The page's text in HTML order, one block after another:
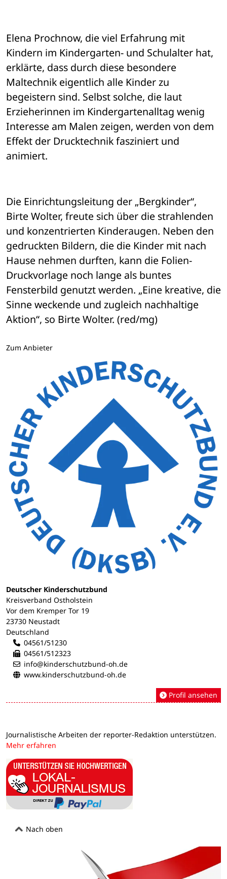
Elena Prochnow, die viel Erfahrung mit
Kindern im Kindergarten- und Schulalter hat,
erklärte, dass durch diese besondere
Maltechnik eigentlich alle Kinder zu
begeistern sind. Selbst solche, die laut
Erzieherinnen im Kindergartenalltag wenig
Interesse am Malen zeigen, werden von dem
Effekt der Drucktechnik fasziniert und
animiert.
Die Einrichtungsleitung der „Bergkinder“,
Birte Wolter, freute sich über die strahlenden
und konzentrierten Kinderaugen. Neben den
gedruckten Bildern, die die Kinder mit nach
Hause nehmen durften, kann die Folien-
Druckvorlage noch lange als buntes
Fensterbild genutzt werden. „Eine kreative, die
Sinne weckende und zugleich nachhaltige
Aktion“, so Birte Wolter. (red/mg)
Zum Anbieter
Deutscher Kinderschutzbund
Kreisverband Ostholstein
Vor dem Kremper Tor 19
23730 Neustadt
Deutschland
04561/51230
04561/512323
info@kinderschutzbund-oh.de
www.kinderschutzbund-oh.de
Profil ansehen
Journalistische Arbeiten der reporter-Redaktion unterstützen.
Mehr erfahren
Nach oben